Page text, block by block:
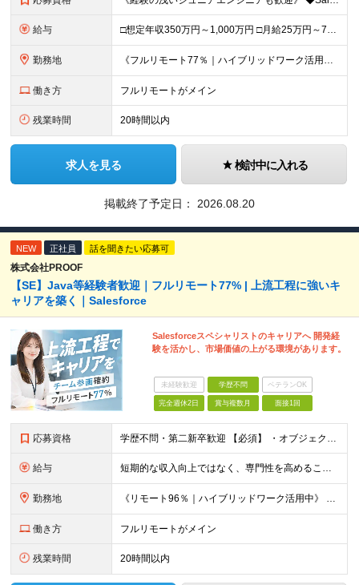
給与 □想定年収350万円～1,000万円 □月給25万円～75万円＋単価連動のインセンティブ＋賞与（年2回） ※月給にはみなし残業代（月20時間分／33,186円～）を含みます。超過分は全額支給 ▽試用
勤務地 《フルリモート77％｜ハイブリッドワーク活用中》 東京都23区・大阪府を中心とした各プロジェクト先となります 《本社》高知県高知市本町2-4-30-905 (変更の範囲)上記を除く当社関連勤務地
働き方 フルリモートがメイン
残業時間 20時間以内
求人を見る 検討中に入れる
掲載終了予定日： 2026.08.20
NEW 正社員 話を聞きたい応募可
株式会社PROOF
【SE】Java等経験者歓迎｜フルリモート77% | 上流工程に強いキ
ャリアを築く｜Salesforce
Salesforceスペシャリストのキャリアへ 開発経
験を活かし、市場価値の上がる環境があります。
未経験歓迎 学歴不問 ベテランOK
完全週休2日 賞与複数月 面接1回
応募資格 学歴不問・第二新卒歓迎 【必須】 ・オブジェクト指向言語での開発経験 └ Java / Python / Swift / Kotlin / JavaScript / TypeScript / PH
給与 短期的な収入向上ではなく、専門性を高めることで、 《長期的に収入を伸ばしていくキャリア形成》を重視しています。 【想定年収・月給】 □ 想定年収：350万円〜1,000万円 □ 月給：25万円〜75
勤務地 《リモート96％｜ハイブリッドワーク活用中》 基本はリモートワークのため、全国どこからでも勤務が可能です。 本社は高知県ですが、東京・全国各地のメンバーが活躍しています。 希望の勤務地・働き方はお気軽
働き方 フルリモートがメイン
残業時間 20時間以内